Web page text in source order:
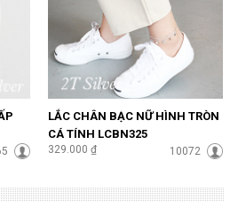
LẮC CHÂN BẠC NỮ HÌNH TRÒN
CÁ TÍNH LCBN325
329.000 ₫ 10072